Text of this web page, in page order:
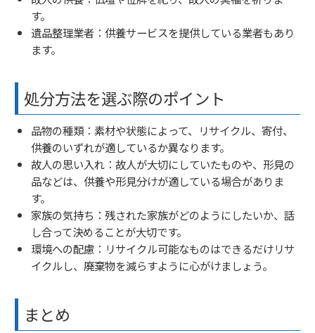
す。
遺品整理業者：供養サービスを提供している業者もあり
ます。
処分方法を選ぶ際のポイント
品物の種類：素材や状態によって、リサイクル、寄付、
供養のいずれが適しているか異なります。
故人の思い入れ：故人が大切にしていたものや、形見の
品などは、供養や形見分けが適している場合がありま
す。
家族の気持ち：残された家族がどのようにしたいか、話
し合って決めることが大切です。
環境への配慮：リサイクル可能なものはできるだけリサ
イクルし、廃棄物を減らすように心がけましょう。
まとめ